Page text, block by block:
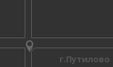
г.Путилово